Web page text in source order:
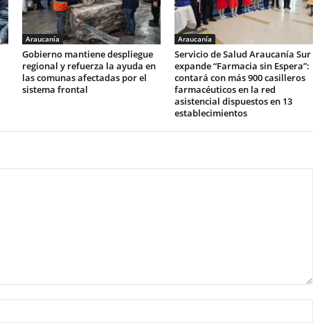
Araucanía
Gobierno mantiene despliegue
regional y refuerza la ayuda en
las comunas afectadas por el
sistema frontal
Araucanía
Servicio de Salud Araucanía Sur
expande “Farmacia sin Espera”:
contará con más 900 casilleros
farmacéuticos en la red
asistencial dispuestos en 13
establecimientos